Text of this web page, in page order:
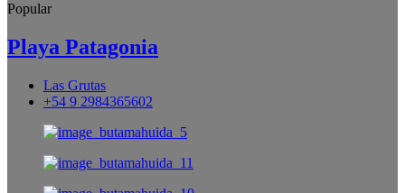
Popular
Playa Patagonia
Las Grutas
+54 9 2984365602